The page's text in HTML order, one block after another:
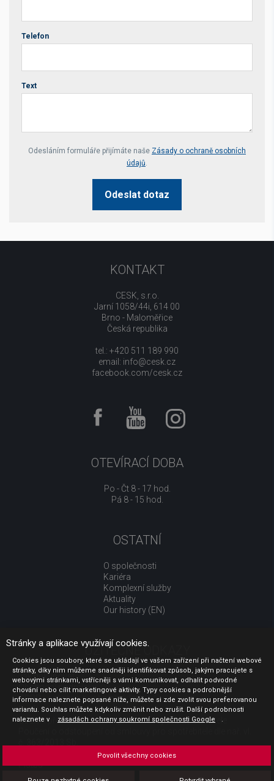
Telefon
Text
Your website *
Odesláním formuláře přijímáte naše Zásady o ochraně osobních
údajů.
Odeslat dotaz
KONTAKT
CESK, s.r.o.
Jarní 1058/44i, 614 00
Brno - Maloměřice
Česká republika
tel.: +420 511 189 990
email: info@cesk.cz
facebook.com/cesk.cz
OTEVÍRACÍ DOBA
Po - Čt 8 - 17 hod.
Pá 8 - 15 hod.
OSTATNÍ
O společnosti
Kariéra
Komplexní služby
Aktuality
Our history (EN)
UŽITEČNÉ ODKAZY
Jak nakupovat
Obchodní podmínky
GDPR - ochrana osobních údajů
Profil zadavatele
Sdělení před uzavřením kupní smlouvy pro spotřebitele
Platba
Stránky a aplikace využívají cookies.
Cookies jsou soubory, které se ukládají ve vašem zařízení při načtení webové
stránky, díky nim můžeme snadněji identifikovat způsob, jakým pracujete s
webovými stránkami, vstřícněji s vámi komunikovat, odhalit podvodné
chování nebo cílit marketingové aktivity. Typy cookies a podrobnější
informace naleznete popsané níže, můžete si zde zvolit svou preferovanou
variantu. Souhlas můžete kdykoliv změnit nebo zrušit. Další podrobnosti
naleznete v
zásadách ochrany soukromí společnosti Google .
Povolit všechny cookies